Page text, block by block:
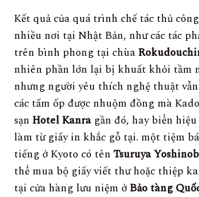
Kết quả của quá trình chế tác thủ
nhiều nơi tại Nhật Bản, như các tác
trên bình phong tại chùa
nhiên phần lớn lại bị khuất khỏi tầm
nhưng người yêu thích nghệ thuật
các tấm ốp được nhuộm đồng mà
sạn Hotel Kanra gần đó, hay biển
làm từ giấy in khắc gỗ tại. một tiệm
tiếng ở Kyoto có tên Tsuruya
thể mua bộ giấy viết thư hoặc thiệp
tại cửa hàng lưu niệm ởBảo tàng